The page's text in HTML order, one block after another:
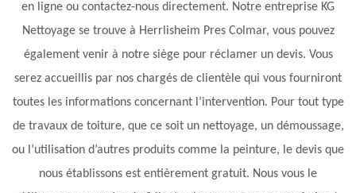
en ligne ou contactez-nous directement. Notre entreprise KG
Nettoyage se trouve à Herrlisheim Pres Colmar, vous pouvez
également venir à notre siège pour réclamer un devis. Vous
serez accueillis par nos chargés de clientèle qui vous fourniront
toutes les informations concernant l’intervention. Pour tout type
de travaux de toiture, que ce soit un nettoyage, un démoussage,
ou l’utilisation d’autres produits comme la peinture, le devis que
nous établissons est entièrement gratuit. Nous vous le